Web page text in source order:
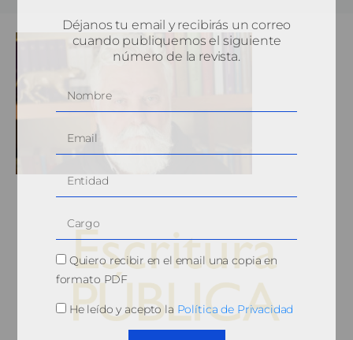
Déjanos tu email y recibirás un correo
cuando publiquemos el siguiente
número de la revista.
Quiero recibir en el email una copia en
formato PDF
He leído y acepto la Política de Privacidad